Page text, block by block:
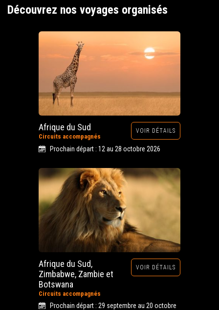
Découvrez nos voyages organisés
Afrique du Sud
Circuits accompagnés
VOIR DÉTAILS
Prochain départ : 12 au 28 octobre 2026
Afrique du Sud,
Zimbabwe, Zambie et
Botswana
Circuits accompagnés
VOIR DÉTAILS
Prochain départ : 29 septembre au 20 octobre